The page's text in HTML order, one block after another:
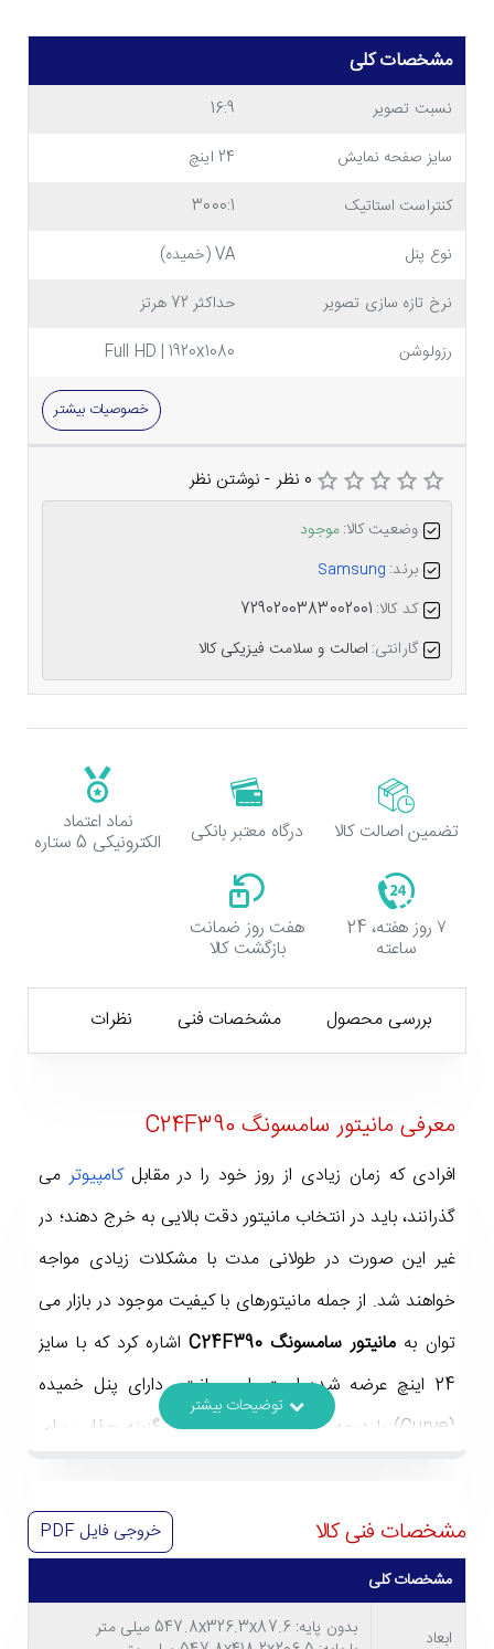
مشخصات کلی
نسبت تصویر
16:9
سایز صفحه نمایش
24 اینچ
کنتراست استاتیک
3000:1
نوع پنل
VA (خمیده)
نرخ تازه سازی تصویر
حداکثر 72 هرتز
رزولوشن
Full HD | 1920x1080
خصوصیات بیشتر
وضعیت کالا:موجود
برند: Samsung
کد کالا: 7290200383002001
گارانتی: اصالت و سلامت فیزیکی کالا
0 نظر - نوشتن نظر
تضمین اصالت کالا
۷ روز هفته، 24
ساعته
درگاه معتبر بانکی
هفت روز ضمانت
بازگشت کالا
نماد اعتماد
الکترونیکی 5 ستاره
بررسی محصول مشخصات فنی نظرات
معرفی مانیتور سامسونگ C24F390
افرادی که زمان زیادی از روز خود را در مقابلکامپیوترمی
گذرانند، باید در انتخاب مانیتور دقت بالایی به خرج دهند؛ در
غیر این صورت در طولانی مدت با مشکلات زیادی مواجه
خواهند شد. از جمله مانیتورهای با کیفیت موجود در بازار می
توان به مانیتور سامسونگ C24F390
اشاره کرد که با سایز
24 اینچ عرضه شده است. این مانیتور دارای پنل خمیده
(Curve) با درجه انحنای 1800R است و گزینه جذابی برای
به گونه ای است که می توان آن را برای
مصارف روزمره در شرکت ها نیز گزینه مناسبی دانست. در
ادامه با مشخصات این محصول بیشتر آشنا می شویم تا در
هنگام خرید آن کار آسان تری در پیش داشته باشید.
مشخصات فنی کالا خروجی فایل
مشخصات کلی
ابعاد
بدون پایه: 547.8x326.3x87.6 میلی متر